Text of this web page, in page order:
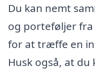
Du kan nemt
og porteføljer
for at træffe en
Husk også, at